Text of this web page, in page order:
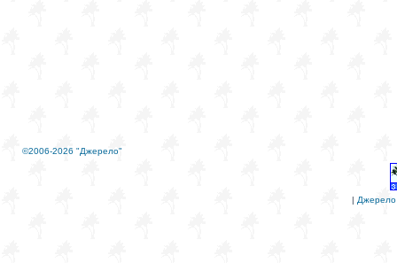
©2006-2026 "Джерело"
| Джерело